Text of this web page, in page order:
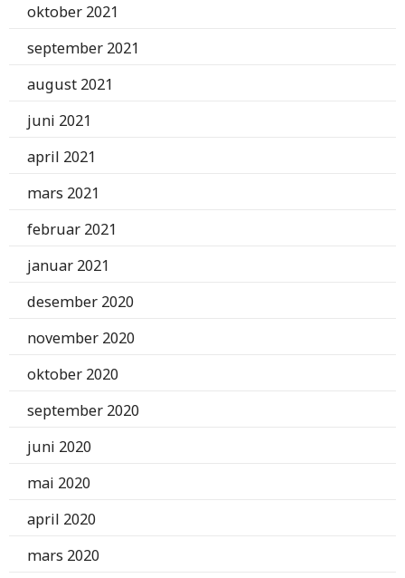
oktober 2021
september 2021
august 2021
juni 2021
april 2021
mars 2021
februar 2021
januar 2021
desember 2020
november 2020
oktober 2020
september 2020
juni 2020
mai 2020
april 2020
mars 2020